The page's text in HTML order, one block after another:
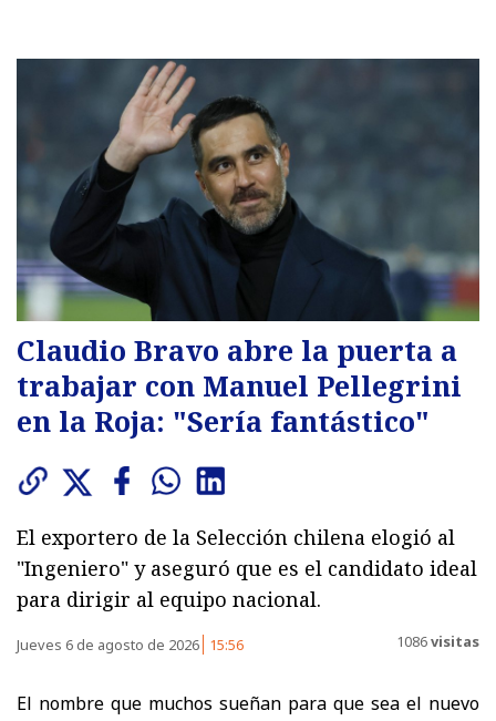
Claudio Bravo abre la puerta a
trabajar con Manuel Pellegrini
en la Roja: "Sería fantástico"
El exportero de la Selección chilena elogió al
"Ingeniero" y aseguró que es el candidato ideal
para dirigir al equipo nacional.
Jueves 6 de agosto de 2026 15:56 1086visitas
El nombre que muchos sueñan para que sea el nuevo